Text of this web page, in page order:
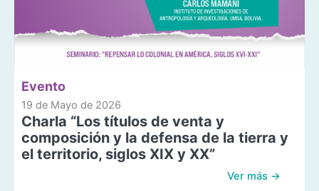
Evento
19 de Mayo de 2026
Charla “Los títulos de venta y
composición y la defensa de la tierra y
el territorio, siglos XIX y XX”
Ver más →